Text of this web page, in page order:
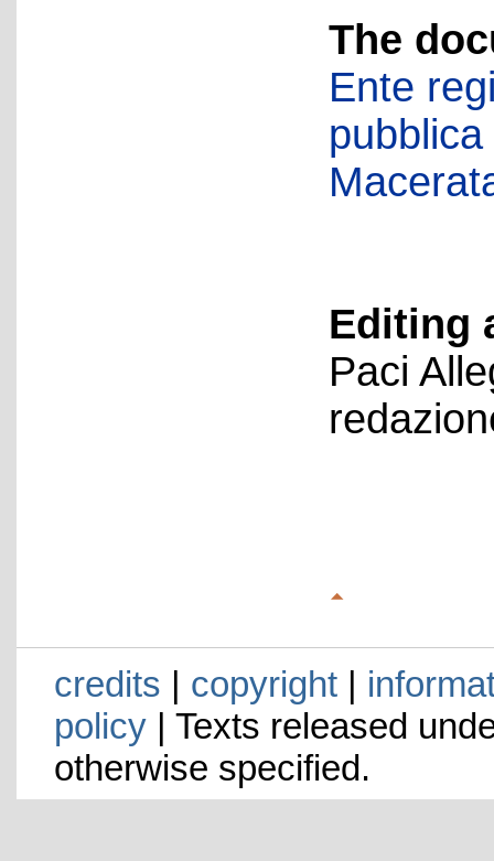
The
Ente
Editing
Paci
credits | copyright|
policy| Texts released
otherwise specified.